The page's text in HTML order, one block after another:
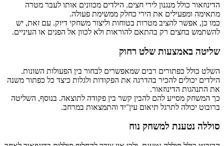
כולל מנגנון לירי חצים. הילדים מכוונים אותו לעבר מטרה
ומפעילים את הירי כחלק ממשימת פעולה.
אפשר להציב מטרות בטוחות וליצור משחקי דיוק. עם זאת, יש
בחצים רק בהתאם להוראות ולא לכוון אל הפנים או העיניים.
באמצעות שלט רחוק
כפתורים רבים שמאפשרים לבחור בין הפעולות השונות.
יכולים להכיר בהדרגה את הפקודות ולגלות כיצד כל כפתור משנה
הדינוזאור.
מסייע להם להבין קשר בין פקודה לתוצאה. בנוסף, השליטה
לתרגל תיאום עין־יד והתמצאות במרחב.
נטענת למשחק נוח